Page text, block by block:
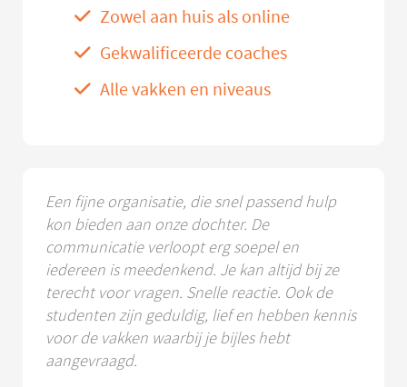
Zowel aan huis als online
Gekwalificeerde coaches
Alle vakken en niveaus
Een fijne organisatie, die snel passend hulp
kon bieden aan onze dochter. De
communicatie verloopt erg soepel en
iedereen is meedenkend. Je kan altijd bij ze
terecht voor vragen. Snelle reactie. Ook de
studenten zijn geduldig, lief en hebben kennis
voor de vakken waarbij je bijles hebt
aangevraagd.